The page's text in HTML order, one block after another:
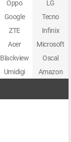
Oppo
LG
Google
Tecno
ZTE
Infinix
Acer
Microsoft
Blackview
Oscal
Umidigi Amazon